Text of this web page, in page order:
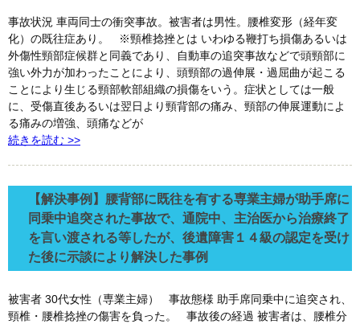
事故状況 車両同士の衝突事故。被害者は男性。腰椎変形（経年変
化）の既往症あり。 ※頸椎捻挫とは いわゆる鞭打ち損傷あるいは
外傷性頸部症候群と同義であり、自動車の追突事故などで頭頸部に
強い外力が加わったことにより、頭頸部の過伸展・過屈曲が起こる
ことにより生じる頸部軟部組織の損傷をいう。症状としては一般
に、受傷直後あるいは翌日より頸背部の痛み、頸部の伸展運動によ
る痛みの増強、頭痛などが
続きを読む >>
【解決事例】腰背部に既往を有する専業主婦が助手席に
同乗中追突された事故で、通院中、主治医から治療終了
を言い渡される等したが、後遺障害１４級の認定を受け
た後に示談により解決した事例
被害者 30代女性（専業主婦） 事故態様 助手席同乗中に追突され、
頸椎・腰椎捻挫の傷害を負った。 事故後の経過 被害者は、腰椎分